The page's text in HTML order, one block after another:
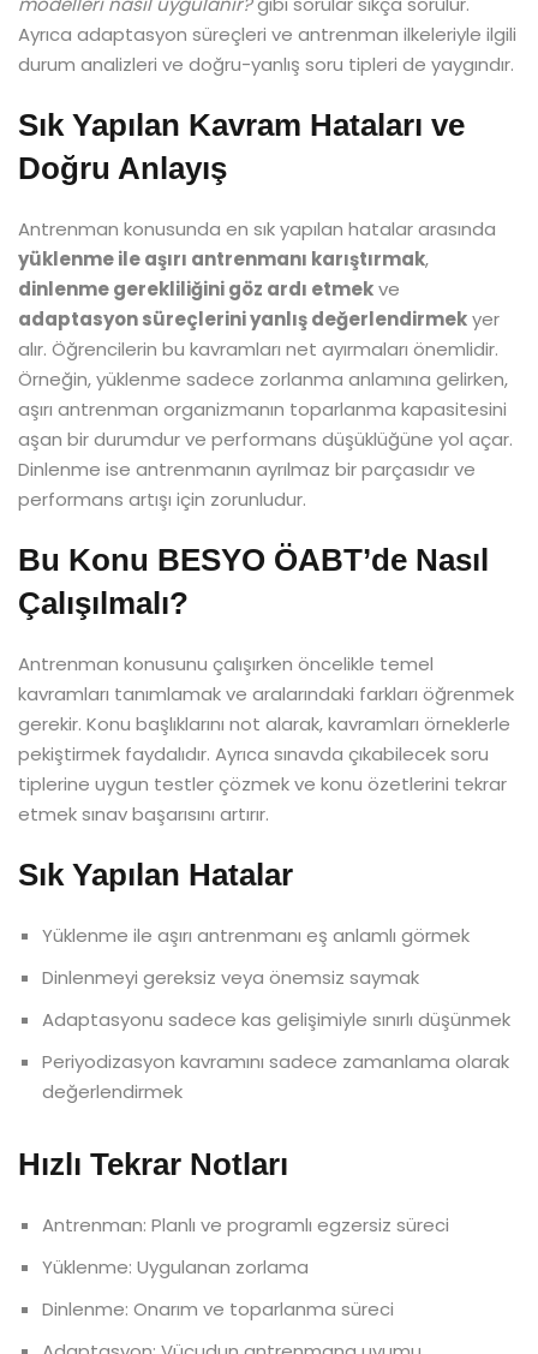
Ayrıca adaptasyon süreçleri ve antrenman ilkeleriyle ilgili
durum analizleri ve doğru-yanlış soru tipleri de yaygındır.
Sık Yapılan Kavram Hataları ve
Doğru Anlayış
Antrenman konusunda en sık yapılan hatalar arasında
yüklenme ile aşırı antrenmanı karıştırmak,
dinlenme gerekliliğini göz ardı etmekve
adaptasyon süreçlerini yanlış değerlendirmekyer
alır. Öğrencilerin bu kavramları net ayırmaları önemlidir.
Örneğin, yüklenme sadece zorlanma anlamına gelirken,
aşırı antrenman organizmanın toparlanma kapasitesini
aşan bir durumdur ve performans düşüklüğüne yol açar.
Dinlenme ise antrenmanın ayrılmaz bir parçasıdır ve
performans artışı için zorunludur.
Bu Konu BESYO ÖABT’de Nasıl
Çalışılmalı?
Antrenman konusunu çalışırken öncelikle temel
kavramları tanımlamak ve aralarındaki farkları öğrenmek
gerekir. Konu başlıklarını not alarak, kavramları örneklerle
pekiştirmek faydalıdır. Ayrıca sınavda çıkabilecek soru
tiplerine uygun testler çözmek ve konu özetlerini tekrar
etmek sınav başarısını artırır.
Sık Yapılan Hatalar
Yüklenme ile aşırı antrenmanı eş anlamlı görmek
Dinlenmeyi gereksiz veya önemsiz saymak
Adaptasyonu sadece kas gelişimiyle sınırlı düşünmek
Periyodizasyon kavramını sadece zamanlama olarak
değerlendirmek
Hızlı Tekrar Notları
Antrenman: Planlı ve programlı egzersiz süreci
Yüklenme: Uygulanan zorlama
Dinlenme: Onarım ve toparlanma süreci